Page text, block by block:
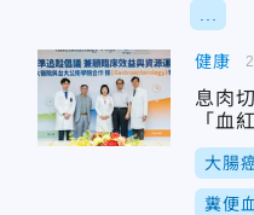
健康
息肉
「血
大腸
糞便